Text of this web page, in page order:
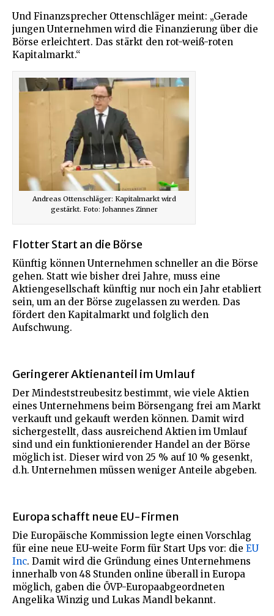
Und Finanzsprecher Ottenschläger meint: „Gerade
jungen Unternehmen wird die Finanzierung über die
Börse erleichtert. Das stärkt den rot-weiß-roten
Kapitalmarkt.“
Andreas Ottenschläger: Kapitalmarkt wird
gestärkt. Foto: Johannes Zinner
Flotter Start an die Börse
Künftig können Unternehmen schneller an die Börse
gehen. Statt wie bisher drei Jahre, muss eine
Aktiengesellschaft künftig nur noch ein Jahr etabliert
sein, um an der Börse zugelassen zu werden. Das
fördert den Kapitalmarkt und folglich den
Aufschwung.
Geringerer Aktienanteil im Umlauf
Der Mindeststreubesitz bestimmt, wie viele Aktien
eines Unternehmens beim Börsengang frei am Markt
verkauft und gekauft werden können. Damit wird
sichergestellt, dass ausreichend Aktien im Umlauf
sind und ein funktionierender Handel an der Börse
möglich ist. Dieser wird von 25 % auf 10 % gesenkt,
d.h. Unternehmen müssen weniger Anteile abgeben.
Europa schafft neue EU-Firmen
Die Europäische Kommission legte einen Vorschlag
für eine neue EU-weite Form für Start Ups vor: die EU
Inc. Damit wird die Gründung eines Unternehmens
innerhalb von 48 Stunden online überall in Europa
möglich, gaben die ÖVP-Europaabgeordneten
Angelika Winzig und Lukas Mandl bekannt.